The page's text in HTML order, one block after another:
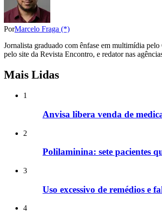
PorMarcelo Fraga (*)
Jornalista graduado com ênfase em multimídia
pelo site da Revista Encontro, e redator nas
Mais Lidas
1
Anvisa libera venda de
2
Polilaminina: sete pacientes
3
Uso excessivo de remédios e
4